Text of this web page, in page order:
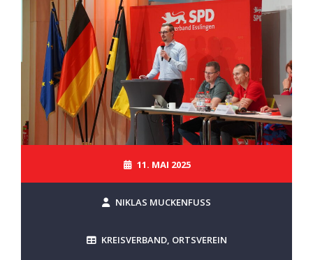
11. MAI 2025
NIKLAS MUCKENFUSS
KREISVERBAND, ORTSVEREIN